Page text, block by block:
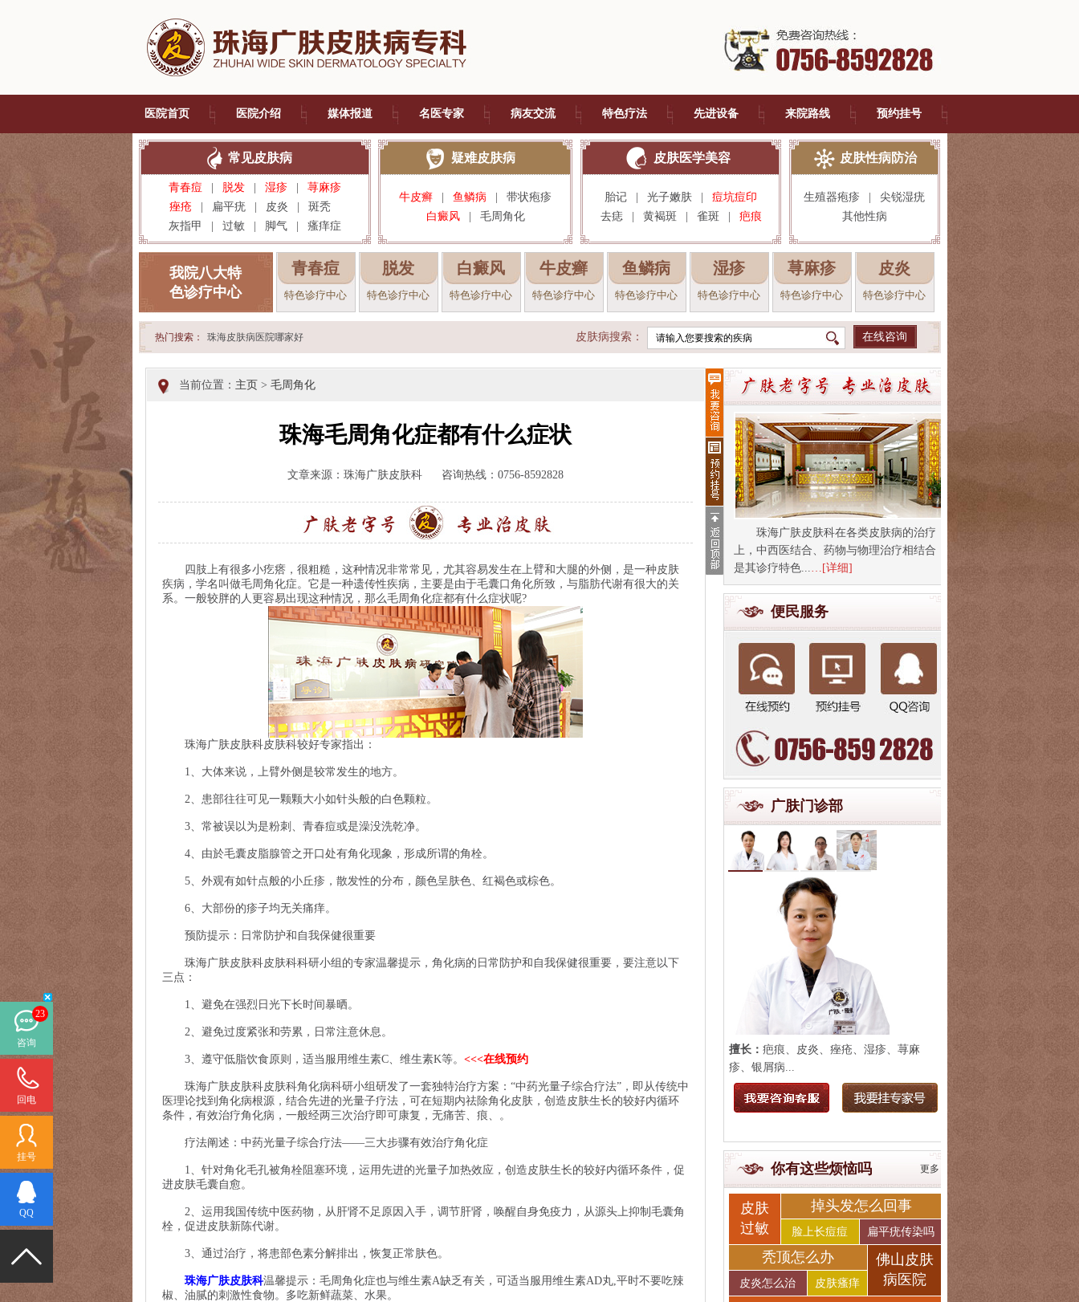
医院首页 医院介绍 媒体报道 名医专家 病友交流 特色疗法 先进设备 来院路线 预约挂号
常见皮肤病
青春痘 脱发 湿疹
荨麻疹
痤疮
扁平疣 皮炎
斑秃
灰指甲
过敏 脚气 瘙痒症
疑难皮肤病
牛皮癣 鱼鳞病
带状疱疹
白癜风
毛周角化
皮肤医学美容
胎记 光子嫩肤
痘坑痘印
去痣
黄褐斑 雀斑 疤痕
皮肤性病防治
生殖器疱疹
尖锐湿疣
其他性病
我院八大特
色诊疗中心
青春痘
特色诊疗中心
脱发
特色诊疗中心
白癜风
特色诊疗中心
牛皮癣
特色诊疗中心
鱼鳞病
特色诊疗中心
湿疹
特色诊疗中心
荨麻疹
特色诊疗中心
皮炎
特色诊疗中心
热门搜索： 珠海皮肤病医院哪家好 皮肤病搜索： 在线咨询
当前位置： 主页 > 毛周角化
珠海毛周角化症都有什么症状
文章来源：珠海广肤皮肤科 咨询热线：0756-8592828
四肢上有很多小疙瘩，很粗糙，这种情况非常常见，尤其容易发生在上臂和大腿的外侧，是一种皮肤
疾病，学名叫做毛周角化症。它是一种遗传性疾病，主要是由于毛囊口角化所致，与脂肪代谢有很大的关
系。一般较胖的人更容易出现这种情况，那么毛周角化症都有什么症状呢?
珠海广肤皮肤科皮肤科较好专家指出：
1、大体来说，上臂外侧是较常发生的地方。
2、患部往往可见一颗颗大小如针头般的白色颗粒。
3、常被误以为是粉刺、青春痘或是澡没洗乾净。
4、由於毛囊皮脂腺管之开口处有角化现象，形成所谓的角栓。
5、外观有如针点般的小丘疹，散发性的分布，颜色呈肤色、红褐色或棕色。
6、大部份的疹子均无关痛痒。
预防提示：日常防护和自我保健很重要
珠海广肤皮肤科皮肤科科研小组的专家温馨提示，角化病的日常防护和自我保健很重要，要注意以下
三点：
1、避免在强烈日光下长时间暴晒。
2、避免过度紧张和劳累，日常注意休息。
3、遵守低脂饮食原则，适当服用维生素C、维生素K等。 <<<在线预约
珠海广肤皮肤科皮肤科角化病科研小组研发了一套独特治疗方案：“中药光量子综合疗法”，即从传统中
医理论找到角化病根源，结合先进的光量子疗法，可在短期内祛除角化皮肤，创造皮肤生长的较好内循环
条件，有效治疗角化病，一般经两三次治疗即可康复，无痛苦、痕、。
疗法阐述：中药光量子综合疗法——三大步骤有效治疗角化症
1、针对角化毛孔被角栓阻塞环境，运用先进的光量子加热效应，创造皮肤生长的较好内循环条件，促
进皮肤毛囊自愈。
2、运用我国传统中医药物，从肝肾不足原因入手，调节肝肾，唤醒自身免疫力，从源头上抑制毛囊角
栓，促进皮肤新陈代谢。
3、通过治疗，将患部色素分解排出，恢复正常肤色。
珠海广肤皮肤科温馨提示：毛周角化症也与维生素A缺乏有关，可适当服用维生素AD丸,平时不要吃辣
椒、油腻的刺激性食物。多吃新鲜蔬菜、水果。
珠海广肤皮肤科在各类皮肤病的治疗
上，中西医结合、药物与物理治疗相结合
是其诊疗特色...…[详细]
便民服务
广肤门诊部
擅长： 疤痕、皮炎、痤疮、湿疹、荨麻
疹、银屑病...
你有这些烦恼吗 更多
皮肤
过敏
掉头发怎么回事
脸上长痘痘 扁平疣传染吗
秃顶怎么办
皮炎怎么治 皮肤瘙痒
佛山皮肤
病医院
23
咨询
回电
挂号
QQ